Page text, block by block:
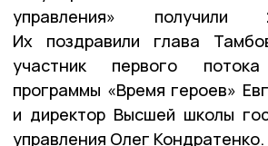
управления» получили
Их поздравили глава
участник первого
программы «Время героев»
и директор Высшей школы
управления Олег Кондратенко.